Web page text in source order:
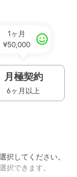
1ヶ月
¥50,000
月極契約
6ヶ月以上
択してください。
択できます。